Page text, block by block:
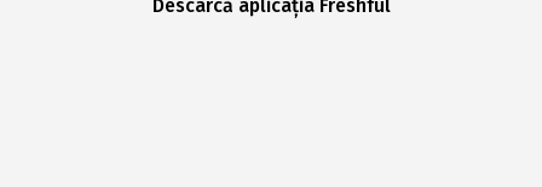
Descarcă aplicația Freshful